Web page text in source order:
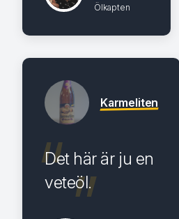
Ölkapten
Karmeliten
Det här är ju en
veteöl.